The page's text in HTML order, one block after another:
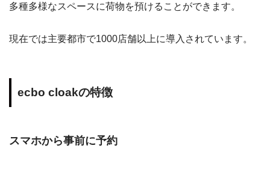
多種多様なスペースに荷物を預けることができます。
現在では主要都市で1000店舗以上に導入されています。
ecbo cloakの特徴
スマホから事前に予約